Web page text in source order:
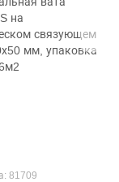
81709